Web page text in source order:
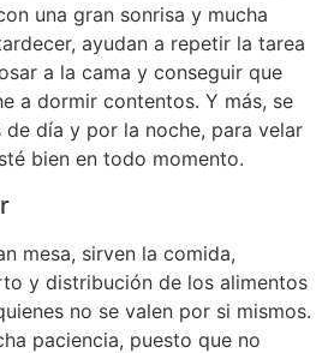
una gran sonrisa y mucha
ayudan a repetir la tarea
a la cama y conseguir que
a dormir contentos. Y más, se
día y por la noche, para velar
bien en todo momento.
mesa, sirven la comida,
y distribución de los alimentos
no se valen por si mismos.
paciencia, puesto que no